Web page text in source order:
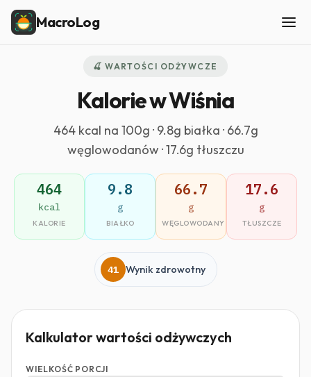
MacroLog
🍒 WARTOŚCI ODŻYWCZE
Kalorie w Wiśnia
464 kcal na 100g · 9.8g białka · 66.7g
węglowodanów · 17.6g tłuszczu
464
kcal
KALORIE
9.8
g
BIAŁKO
66.7
g
WĘGLOWODANY
17.6
g
TŁUSZCZE
41 Wynik zdrowotny
Kalkulator wartości odżywczych
WIELKOŚĆ PORCJI